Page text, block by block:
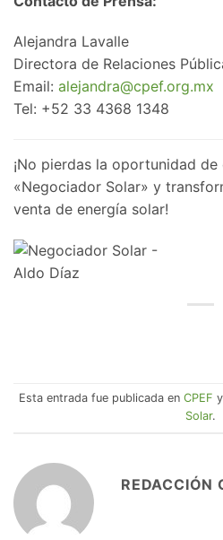
Alejandra Lavalle
Directora de Relaciones
Email: alejandra@cpef.org.mx
Tel: +52 33 4368 1348
¡No pierdas la oportunidad
«Negociador Solar» y
venta de energía solar!
Esta entrada fue publicada en CPEF
Solar.
REDACCIÓN